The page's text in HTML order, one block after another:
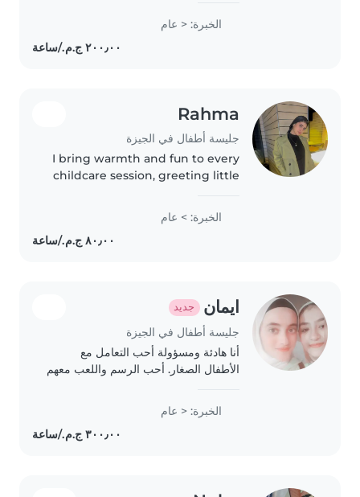
certified in first aid. Happy to
help with reading, games,..
الخبرة: < عام
Rahma
جليسة أطفال في الجيزة
I bring warmth and fun to every
childcare session, greeting little
storytelling. Fluent in Arabic,
English and Urdu, I enjoy
connecting with diverse
الخبرة: > عام
ايمان جديد
جليسة أطفال في الجيزة
أنا هادئة ومسؤولة أحب التعامل مع
الأطفال الصغار. أحب الرسم واللعب معهم
الفروض المدرسية. أعيشwohnطح 난
الخبرة: < عام